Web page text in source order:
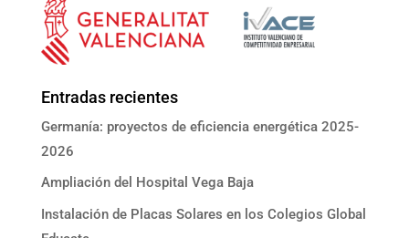
Entradas recientes
Germanía: proyectos de eficiencia energética 2025-
2026
Ampliación del Hospital Vega Baja
Instalación de Placas Solares en los Colegios Global